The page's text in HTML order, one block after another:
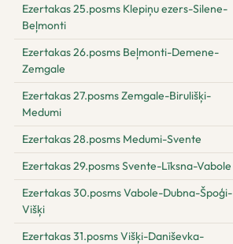
Ezertakas 25.posms Klepiņu ezers-Silene-
Beļmonti
Ezertakas 26.posms Beļmonti-Demene-
Zemgale
Ezertakas 27.posms Zemgale-Birulišķi-
Medumi
Ezertakas 28.posms Medumi-Svente
Ezertakas 29.posms Svente-Līksna-Vabole
Ezertakas 30.posms Vabole-Dubna-Špoģi-
Višķi
Ezertakas 31.posms Višķi-Daniševka-